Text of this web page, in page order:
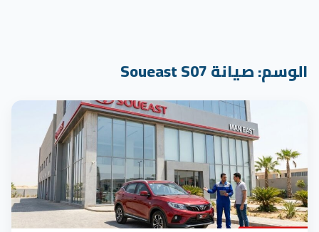
الوسم:صيانة Soueast S07